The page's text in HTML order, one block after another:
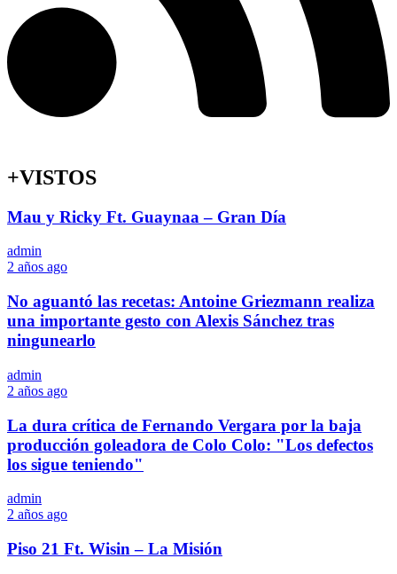
+VISTOS
Mau y Ricky Ft. Guaynaa – Gran Día
admin
2 años ago
No aguantó las recetas: Antoine Griezmann realiza
una importante gesto con Alexis Sánchez tras
ningunearlo
admin
2 años ago
La dura crítica de Fernando Vergara por la baja
producción goleadora de Colo Colo: "Los defectos
los sigue teniendo"
admin
2 años ago
Piso 21 Ft. Wisin – La Misión